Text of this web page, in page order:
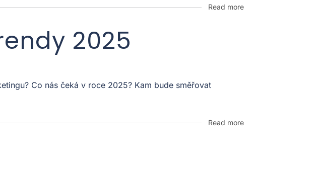
Read more
2025
Co nás čeká v roce 2025? Kam bude směřovat
Read more